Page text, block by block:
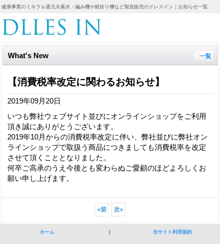
健康事業のミネラル還元水素水・編み機や紙折り機など製造販売のドレスイン｜お知らせ一覧
What's New 一覧
【消費税率改定に関わるお知らせ】
2019年09月20日
いつも弊社ウェブサイト並びにオンラインショップをご利用
頂き誠にありがとうございます。
2019年10月からの消費税率改定に伴い、弊社並びに弊社オン
ラインショップで取扱う商品につきましても消費税率を改定
させて頂くこととなりました。
何卒ご高承のうえ今後とも変わらぬご愛顧のほどよろしくお
願い申し上げます。
«前 次»
ホーム | 当サイト利用規約